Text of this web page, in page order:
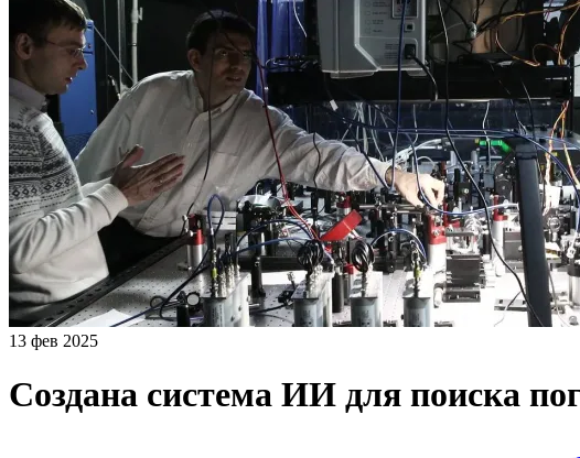
13 фев 2025
Создана система ИИ для поиска